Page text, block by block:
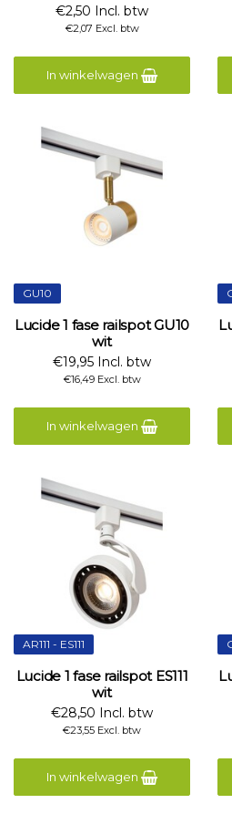
€2,50 Incl. btw
€2,07 Excl. btw
In winkelwagen
GU10
Lucide 1 fase railspot GU10
wit
€19,95 Incl. btw
€16,49 Excl. btw
In winkelwagen
AR111 - ES111
Lucide 1 fase railspot ES111
wit
€28,50 Incl. btw
€23,55 Excl. btw
In winkelwagen